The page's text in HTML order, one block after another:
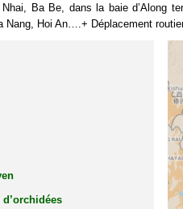
Ba Be, dans la baie d’Along
Nang, Hoi An….+ Déplacement